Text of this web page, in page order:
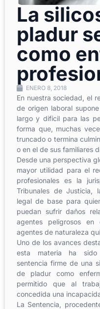
La
pladur
como
ENERO 8, 2018
En nuestra sociedad, el
de origen laboral
largo y difícil para las
forma que, muchas
truncado o termina
o en el de sus familiares
Desde una perspectiva
mayor utilidad para el
profesionales es la
Tribunales de Justicia,
legal de base para
puedan sufrir daños
agentes peligrosos
agentes de naturaleza
Uno de los avances
esta materia ha sido
sentencia firme de una
de pladur como
permitido que al
concedida una
La Sentencia,